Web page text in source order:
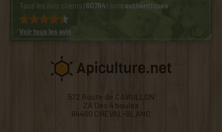
Tous les avis clients (60784) sontauthentiques
Voir tous les avis
572 Route de CAVAILLON
ZA Des 4 boules
84460 CHEVAL-BLANC